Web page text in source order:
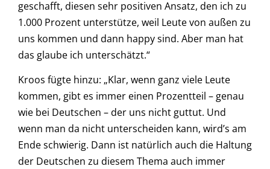
geschafft, diesen sehr positiven Ansatz, den ich zu
1.000 Prozent unterstütze, weil Leute von außen zu
uns kommen und dann happy sind. Aber man hat
das glaube ich unterschätzt.“
Kroos fügte hinzu: „Klar, wenn ganz viele Leute
kommen, gibt es immer einen Prozentteil – genau
wie bei Deutschen – der uns nicht guttut. Und
wenn man da nicht unterscheiden kann, wird’s am
Ende schwierig. Dann ist natürlich auch die Haltung
der Deutschen zu diesem Thema auch immer